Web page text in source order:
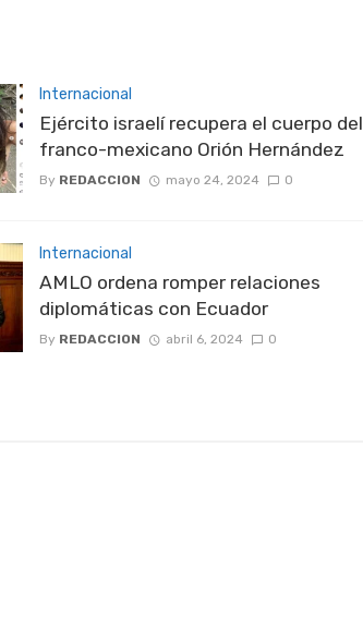
Internacional
Ejército israelí recupera el cuerpo del
franco-mexicano Orión Hernández
By REDACCION mayo 24, 2024 0
Internacional
AMLO ordena romper relaciones
diplomáticas con Ecuador
By REDACCION abril 6, 2024 0